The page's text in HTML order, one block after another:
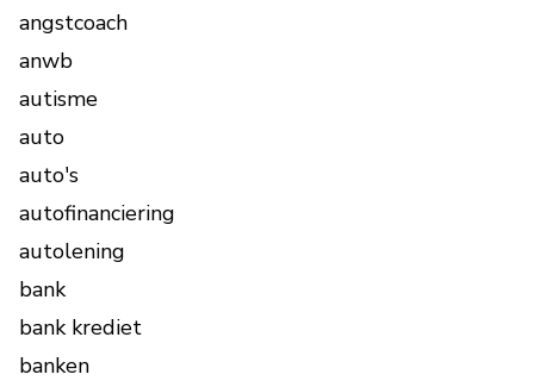
angstcoach
anwb
autisme
auto
auto's
autofinanciering
autolening
bank
bank krediet
banken